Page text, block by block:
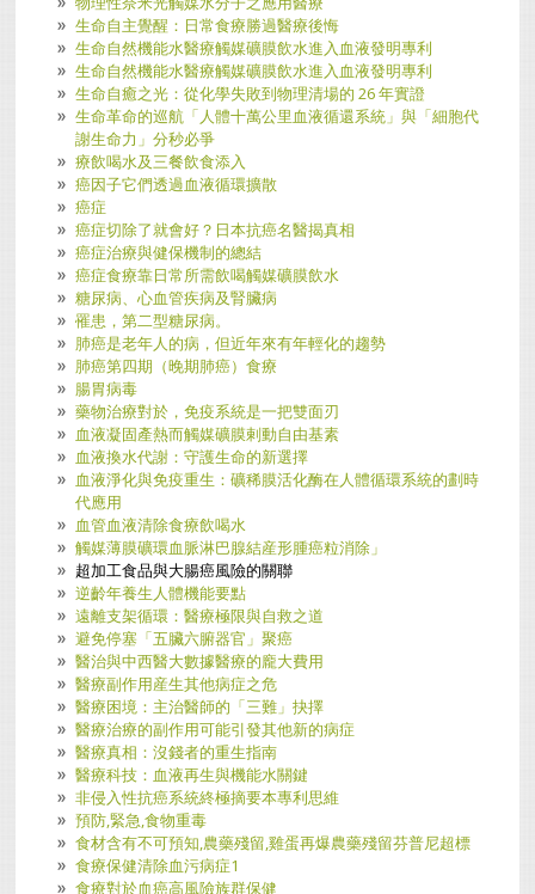
生命自主覺醒：日常食療勝過醫療後悔
生命自然機能水醫療觸媒礦膜飲水進入血液發明專利
生命自然機能水醫療觸媒礦膜飲水進入血液發明專利
生命自癒之光：從化學失敗到物理清場的 26 年實證
生命革命的巡航「人體十萬公里血液循還系統」與「細胞代
謝生命力」分秒必爭
療飲喝水及三餐飲食添入
癌因子它們透過血液循環擴散
癌症
癌症切除了就會好？日本抗癌名醫揭真相
癌症治療與健保機制的總結
癌症食療靠日常所需飲喝觸媒礦膜飲水
糖尿病、心血管疾病及腎臟病
罹患，第二型糖尿病。
肺癌是老年人的病，但近年來有年輕化的趨勢
肺癌第四期（晚期肺癌）食療
腸胃病毒
藥物治療對於，免疫系統是一把雙面刃
血液凝固產熱而觸媒礦膜剌動自由基素
血液換水代謝：守護生命的新選擇
血液淨化與免疫重生：礦稀膜活化酶在人體循環系統的劃時
代應用
血管血液清除食療飲喝水
觸媒薄膜礦環血脈淋巴腺結産形腫癌粒消除」
超加工食品與大腸癌風險的關聯
逆齡年養生人體機能要點
遠離支架循環：醫療極限與自救之道
避免停塞「五臟六腑器官」聚癌
醫治與中西醫大數據醫療的龐大費用
醫療副作用産生其他病症之危
醫療困境：主治醫師的「三難」抉擇
醫療治療的副作用可能引發其他新的病症
醫療真相：沒錢者的重生指南
醫療科技：血液再生與機能水關鍵
非侵入性抗癌系統終極摘要本專利思維
預防,緊急,食物重毒
食材含有不可預知,農藥殘留,雞蛋再爆農藥殘留芬普尼超標
食療保健清除血污病症1
食療對於血癌高風險族群保健